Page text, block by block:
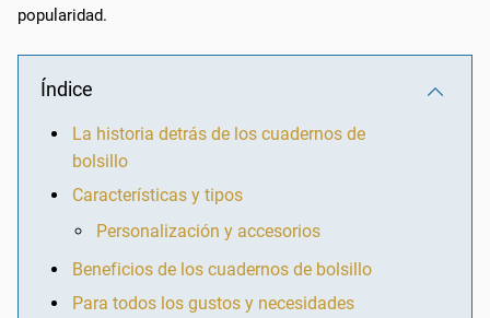
popularidad.
Índice
La historia detrás de los cuadernos de
bolsillo
Características y tipos
Personalización y accesorios
Beneficios de los cuadernos de bolsillo
Para todos los gustos y necesidades